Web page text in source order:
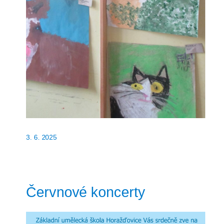
3. 6. 2025
Červnové koncerty